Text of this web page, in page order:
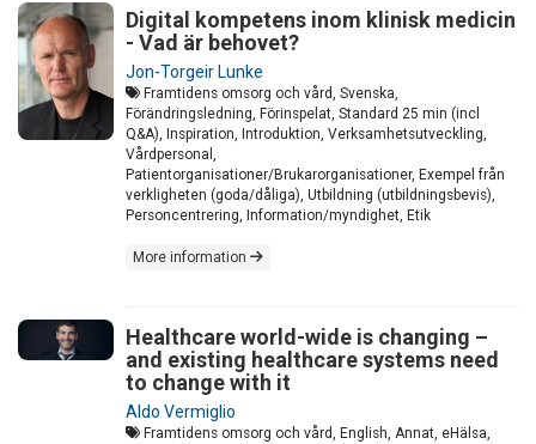
Digital kompetens inom klinisk medicin
- Vad är behovet?
Jon-Torgeir Lunke
Framtidens omsorg och vård, Svenska,
Förändringsledning, Förinspelat, Standard 25 min (incl
Q&A), Inspiration, Introduktion, Verksamhetsutveckling,
Vårdpersonal,
Patientorganisationer/Brukarorganisationer, Exempel från
verkligheten (goda/dåliga), Utbildning (utbildningsbevis),
Personcentrering, Information/myndighet, Etik
More information
Healthcare world-wide is changing –
and existing healthcare systems need
to change with it
Aldo Vermiglio
Framtidens omsorg och vård, English, Annat, eHälsa,